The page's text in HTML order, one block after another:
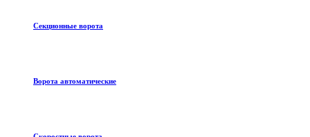
Секционные ворота
Ворота автоматические